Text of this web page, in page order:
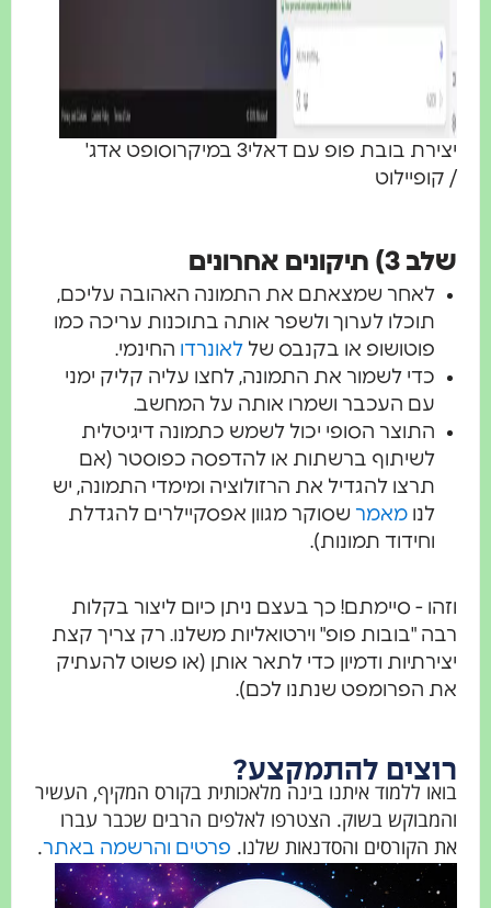
יצירת בובת פופ עם דאלי3 במיקרוסופט אדג'
/ קופיילוט
שלב 3) תיקונים אחרונים
לאחר שמצאתם את התמונה האהובה עליכם,
תוכלו לערוך ולשפר אותה בתוכנות עריכה כמו
פוטושופ או בקנבס שללאונרדוהחינמי.
כדי לשמור את התמונה, לחצו עליה קליק ימני
עם העכבר ושמרו אותה על המחשב.
התוצר הסופי יכול לשמש כתמונה דיגיטלית
לשיתוף ברשתות או להדפסה כפוסטר (אם
תרצו להגדיל את הרזולוציה ומימדי התמונה, יש
לנומאמרשסוקר מגוון אפסקיילרים להגדלת
וחידוד תמונות).
וזהו - סיימתם! כך בעצם ניתן כיום ליצור בקלות
רבה "בובות פופ" וירטואליות משלנו. רק צריך קצת
יצירתיות ודמיון כדי לתאר אותן (או פשוט להעתיק
את הפרומפט שנתנו לכם).
רוצים להתמקצע?
בואו ללמוד איתנו בינה מלאכותית בקורס המקיף, העשיר
והמבוקש בשוק. הצטרפו לאלפים הרבים שכבר עברו
את הקורסים והסדנאות שלנו.פרטים והרשמה באתר.